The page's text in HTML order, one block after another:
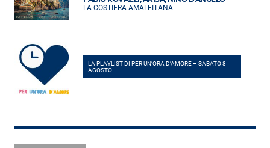
LA COSTIERA AMALFITANA
LA PLAYLIST DI PER UN’ORA D’AMORE – SABATO 8
AGOSTO